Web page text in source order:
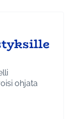
ohjata